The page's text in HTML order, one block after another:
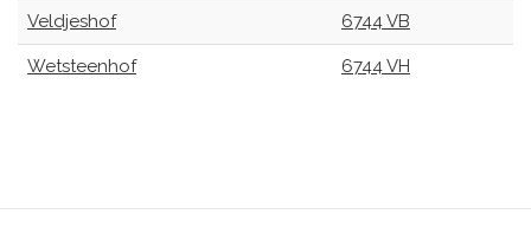
Veldjeshof 6744 VB
Wetsteenhof 6744 VH